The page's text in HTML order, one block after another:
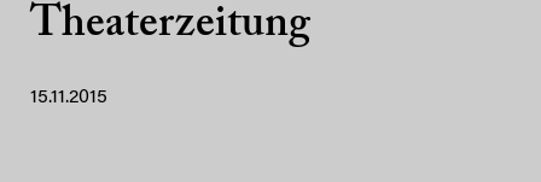
Theaterzeitung
15.11.2015